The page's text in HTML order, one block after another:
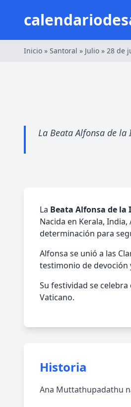
Inicio » Santoral » Julio » 28 de
La Beata Alfonsa de
La Beata Alfonsa de la
Nacida en Kerala,
determinación para
Alfonsa se unió a las
testimonio de devoción
Su festividad se celebra
Vaticano.
Historia
Ana Muttathupadathu